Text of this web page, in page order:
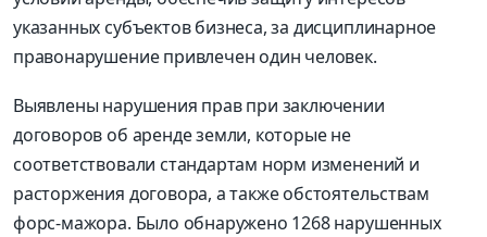
указанных субъектов бизнеса, за дисциплинарное
правонарушение привлечен один человек.
Выявлены нарушения прав при заключении
договоров об аренде земли, которые не
соответствовали стандартам норм изменений и
расторжения договора, а также обстоятельствам
форс-мажора. Было обнаружено 1268 нарушенных